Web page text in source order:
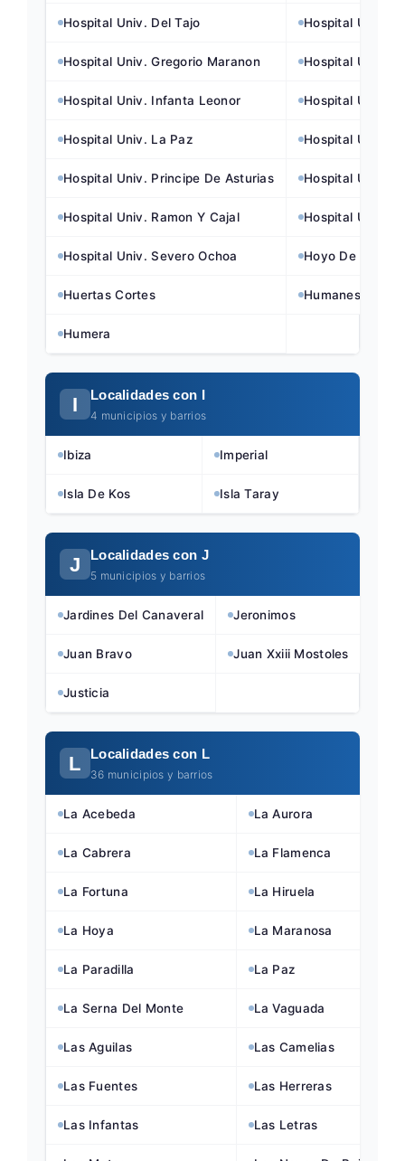
Hospital Univ. Del Tajo Hospital Univ.
Hospital Univ. Gregorio Maranon Hospital Univ.
Hospital Univ. Infanta Leonor Hospital Univ.
Hospital Univ. La Paz Hospital Univ.
Hospital Univ. Principe De Asturias Hospital Univ.
Hospital Univ. Ramon Y Cajal Hospital Univ.
Hospital Univ. Severo Ochoa Hoyo De
Huertas Cortes Humanes De
Humera
I Localidades con I
4 municipios y barrios
Ibiza Imperial
Isla De Kos Isla Taray
J Localidades con J
5 municipios y barrios
Jardines Del Canaveral Jeronimos
Juan Bravo Juan Xxiii Mostoles
Justicia
L Localidades con L
36 municipios y barrios
La Acebeda La Aurora
La Cabrera La Flamenca
La Fortuna La Hiruela
La Hoya La Maranosa
La Paradilla La Paz
La Serna Del Monte La Vaguada
Las Aguilas Las Camelias
Las Fuentes Las Herreras
Las Infantas Las Letras